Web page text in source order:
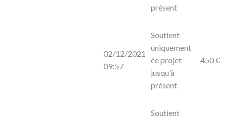
présent
02/12/2021
09:57
Soutient
uniquement
ce projet
jusqu'à
présent
450 €
Soutient